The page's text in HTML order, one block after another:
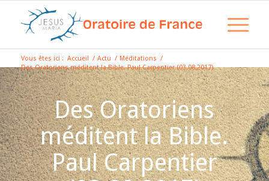
Vous êtes ici : Accueil / Actu / Méditations /
Des Oratoriens méditent la Bible. Paul Carpentier (03.08.2017)
Des Oratoriens
méditent la Bible.
Paul Carpentier